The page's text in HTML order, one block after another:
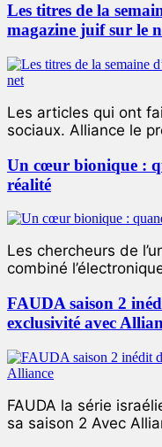
Les titres de la
magazine juif sur le
Les articles qui ont
sociaux. Alliance le
Un cœur bionique :
réalité
Les chercheurs de
combiné
FAUDA saison 2
exclusivité avec
FAUDA la série
sa saison 2 Avec